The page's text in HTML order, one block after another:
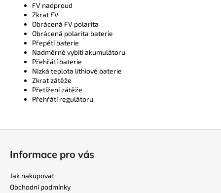
FV nadproud
Zkrat FV
Obrácená FV polarita
Obrácená polarita baterie
Přepětí baterie
Nadměrné vybití akumulátoru
Přehřátí baterie
Nízká teplota lithiové baterie
Zkrat zátěže
Přetížení zátěže
Přehřátí regulátoru
Informace pro vás
Jak nakupovat
Obchodní podmínky